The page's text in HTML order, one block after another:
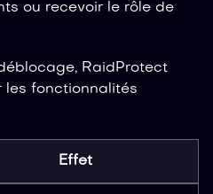
ou recevoir le rôle de
RaidProtect
les fonctionnalités
Effet